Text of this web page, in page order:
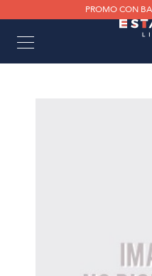
PROMO CON